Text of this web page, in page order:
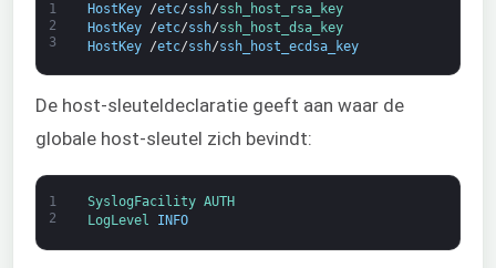
1
2
3
HostKey /etc/ssh/ssh_host_rsa_key
HostKey
/etc/ssh/ssh_host_dsa_key
HostKey
/etc/ssh/ssh_host_ecdsa_key
De host-sleuteldeclaratie geeft aan waar de
globale host-sleutel zich bevindt:
1
2
SyslogFacility AUTH
LogLevel
INFO